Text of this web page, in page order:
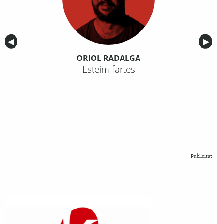
Anterior
◀︎ ▶︎
ORIOL RADALGA
Esteim fartes
Publicitat